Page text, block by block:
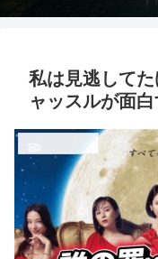
私は見逃して
ャッスルが面